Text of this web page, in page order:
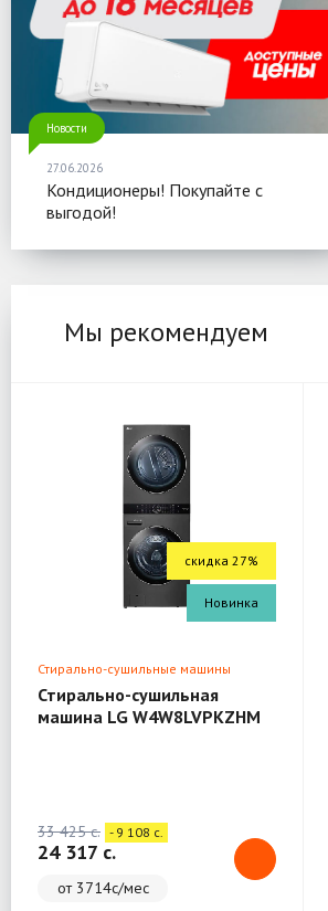
Новости
27.06.2026
Кондиционеры! Покупайте с
выгодой!
Мы рекомендуем
скидка 27%
Новинка
Стирально-сушильные машины
Стирально-сушильная
машина LG W4W8LVPKZHM
33 425 c. - 9 108 c.
24 317 c.
от 3714с/мес